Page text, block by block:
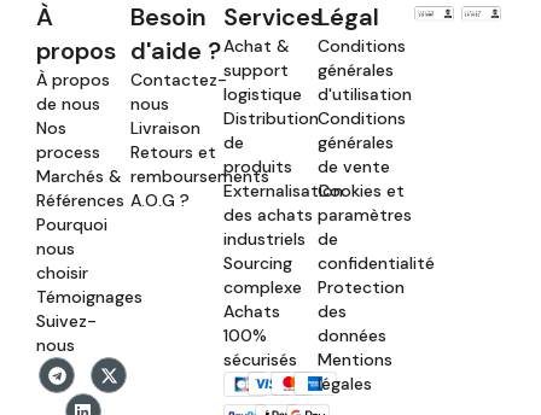
À
propos
À propos
de nous
Nos
process
Marchés &
Références
Pourquoi
nous
choisir
Témoignages
Suivez-
nous
Besoin
d'aide ?
Contactez-
nous
Livraison
Retours et
remboursements
A.O.G ?
Services
Achat &
support
logistique
Distribution
de
produits
Externalisation
des achats
industriels
Sourcing
complexe
Achats
100%
sécurisés
Légal
Conditions
générales
d'utilisation
Conditions
générales
de vente
Cookies et
paramètres
de
confidentialité
Protection
des
données
Mentions
légales